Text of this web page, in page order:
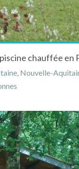
Nouvelle-